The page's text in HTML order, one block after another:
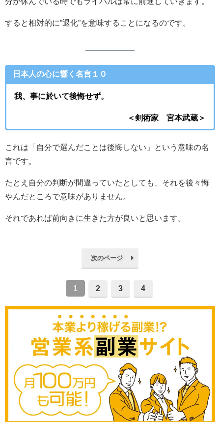
すると相対的に”退化”を意味することになるのです。
日本人の心に響く名言１０
我、事に於いて後悔せず。
＜剣術家 宮本武蔵＞
これは「自分で選んだことは後悔しない」という意味の名
言です。
たとえ自分の判断が間違っていたとしても、それを後々悔
やんだところで意味がありません。
それであれば前向きに生きた方が良いと思います。
次のページ
1 2 3 4